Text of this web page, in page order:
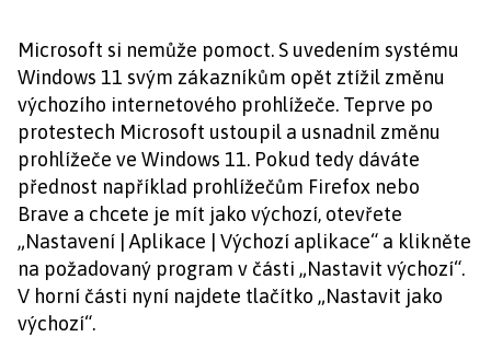
Microsoft si nemůže pomoct. S uvedením systému
Windows 11 svým zákazníkům opět ztížil změnu
výchozího internetového prohlížeče. Teprve po
protestech Microsoft ustoupil a usnadnil změnu
prohlížeče ve Windows 11. Pokud tedy dáváte
přednost například prohlížečům Firefox nebo
Brave a chcete je mít jako výchozí, otevřete
„Nastavení | Aplikace | Výchozí aplikace“ a klikněte
na požadovaný program v části „Nastavit výchozí“.
V horní části nyní najdete tlačítko „Nastavit jako
výchozí“.